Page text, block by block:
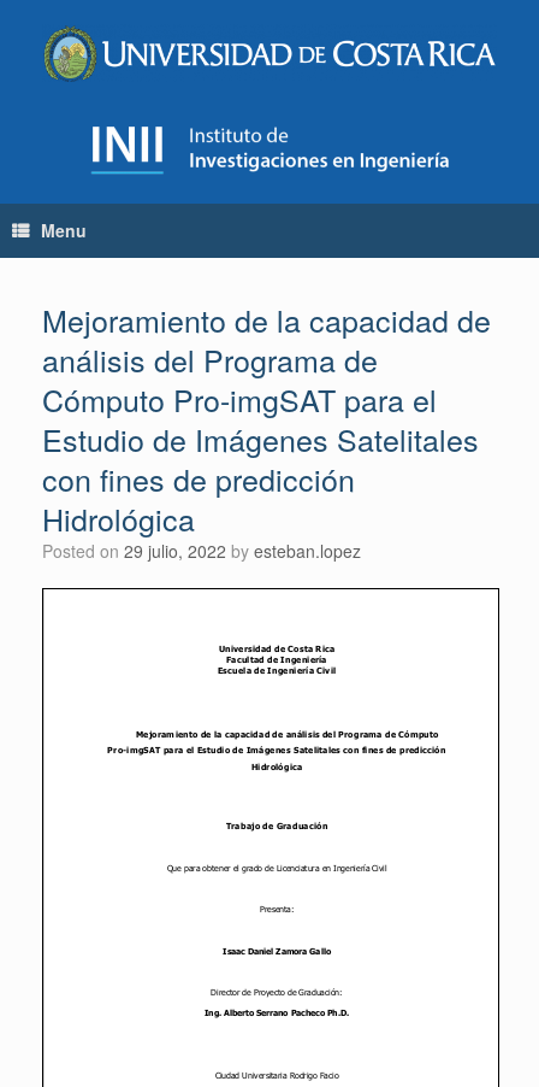
content
Menu
Mejoramiento de la capacidad de
análisis del Programa de
Cómputo Pro-imgSAT para el
Estudio de Imágenes Satelitales
con fines de predicción
Hidrológica
Posted on 29 julio, 2022 by esteban.lopez